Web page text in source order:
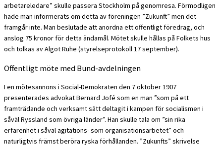
arbetareledare” skulle passera Stockholm på genomresa. Förmodligen
hade man informerats om detta av föreningen ”Zukunft” men det
framgår inte. Man beslutade att anordna ett offentligt föredrag, och
anslog 75 kronor för detta ändamål. Mötet skulle hållas på Folkets hus
och tolkas av Algot Ruhe (styrelseprotokoll 17 september).
Offentligt möte med Bund-avdelningen
I en mötesannons i Social-Demokraten den 7 oktober 1907
presenterades advokat Bernard Jofé som en man ”som på ett
framträdande och verksamt sätt deltagit i kampen för socialismen i
såväl Ryssland som övriga länder”. Han skulle tala om ”sin rika
erfarenhet i såväl agitations- som organisationsarbetet” och
naturligtvis främst beröra ryska förhållanden. ”Zukunfts” skrivelse